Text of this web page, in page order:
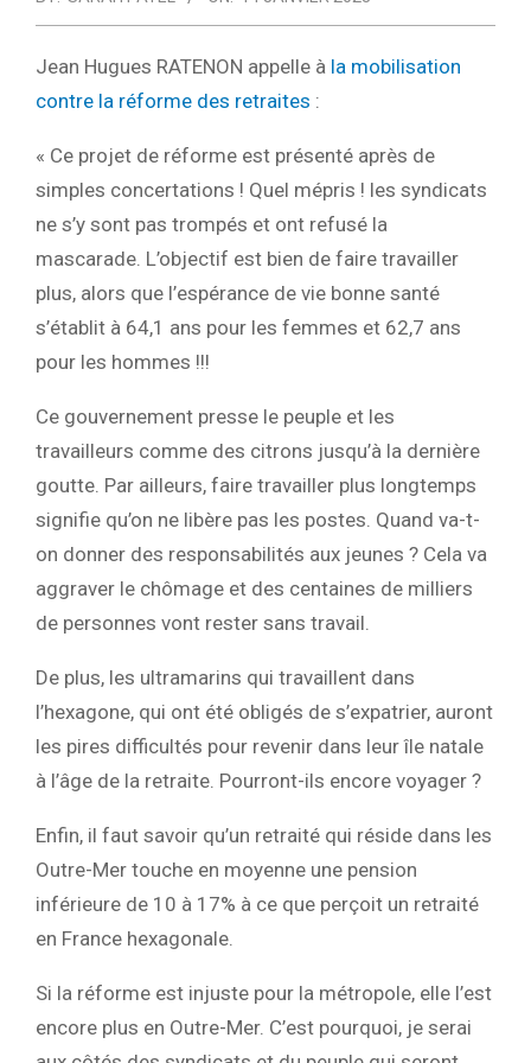
Jean Hugues RATENON appelle à la mobilisation
contre la réforme des retraites :
« Ce projet de réforme est présenté après de
simples concertations ! Quel mépris ! les syndicats
ne s’y sont pas trompés et ont refusé la
mascarade. L’objectif est bien de faire travailler
plus, alors que l’espérance de vie bonne santé
s’établit à 64,1 ans pour les femmes et 62,7 ans
pour les hommes !!!
Ce gouvernement presse le peuple et les
travailleurs comme des citrons jusqu’à la dernière
goutte. Par ailleurs, faire travailler plus longtemps
signifie qu’on ne libère pas les postes. Quand va-t-
on donner des responsabilités aux jeunes ? Cela va
aggraver le chômage et des centaines de milliers
de personnes vont rester sans travail.
De plus, les ultramarins qui travaillent dans
l’hexagone, qui ont été obligés de s’expatrier, auront
les pires difficultés pour revenir dans leur île natale
à l’âge de la retraite. Pourront-ils encore voyager ?
Enfin, il faut savoir qu’un retraité qui réside dans les
Outre-Mer touche en moyenne une pension
inférieure de 10 à 17% à ce que perçoit un retraité
en France hexagonale.
Si la réforme est injuste pour la métropole, elle l’est
encore plus en Outre-Mer. C’est pourquoi, je serai